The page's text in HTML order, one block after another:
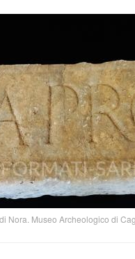
Nora. Museo Archeologico di